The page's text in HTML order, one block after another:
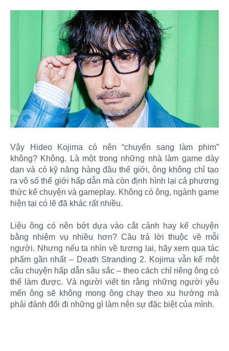
Vậy Hideo Kojima có nên “chuyển sang làm phim”
không? Không. Là một trong những nhà làm game dày
dạn và có kỹ năng hàng đầu thế giới, ông không chỉ tạo
ra vô số thế giới hấp dẫn mà còn định hình lại cả phương
thức kể chuyện và gameplay. Không có ông, ngành game
hiện tại có lẽ đã khác rất nhiều.
Liệu ông có nên bớt dựa vào cắt cảnh hay kể chuyện
bằng nhiệm vụ nhiều hơn? Câu trả lời thuộc về mỗi
người. Nhưng nếu ta nhìn về tương lai, hãy xem qua tác
phẩm gần nhất – Death Stranding 2. Kojima vẫn kể một
câu chuyện hấp dẫn sâu sắc – theo cách chỉ riêng ông có
thể làm được. Và người viết tin rằng những người yêu
mến ông sẽ không mong ông chạy theo xu hướng mà
phải đánh đổi đi những gì làm nên sự đặc biệt của mình.​